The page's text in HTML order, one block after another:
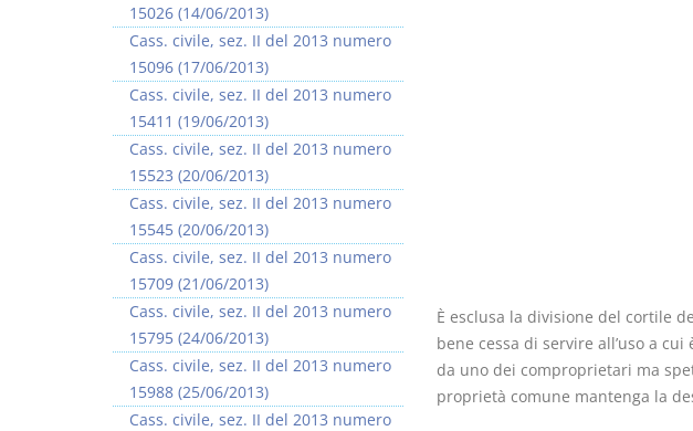
È esclusa la divisione del cortile
bene cessa di servire all’uso a
da uno dei comproprietari ma
proprietà comune mantenga la
15026 (14/06/2013)
Cass. civile, sez. II del 2013 numero
15096 (17/06/2013)
Cass. civile, sez. II del 2013 numero
15411 (19/06/2013)
Cass. civile, sez. II del 2013 numero
15523 (20/06/2013)
Cass. civile, sez. II del 2013 numero
15545 (20/06/2013)
Cass. civile, sez. II del 2013 numero
15709 (21/06/2013)
Cass. civile, sez. II del 2013 numero
15795 (24/06/2013)
Cass. civile, sez. II del 2013 numero
15988 (25/06/2013)
Cass. civile, sez. II del 2013 numero
I Vincoli Preliminari
D. Minussi
Versione ebook
(iva incl.)